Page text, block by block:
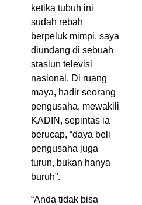
ketika tubuh ini
sudah rebah
berpeluk mimpi, saya
diundang di sebuah
stasiun televisi
nasional. Di ruang
maya, hadir seorang
pengusaha, mewakili
KADIN, sepintas ia
berucap, “daya beli
pengusaha juga
turun, bukan hanya
buruh”.
“Anda tidak bisa